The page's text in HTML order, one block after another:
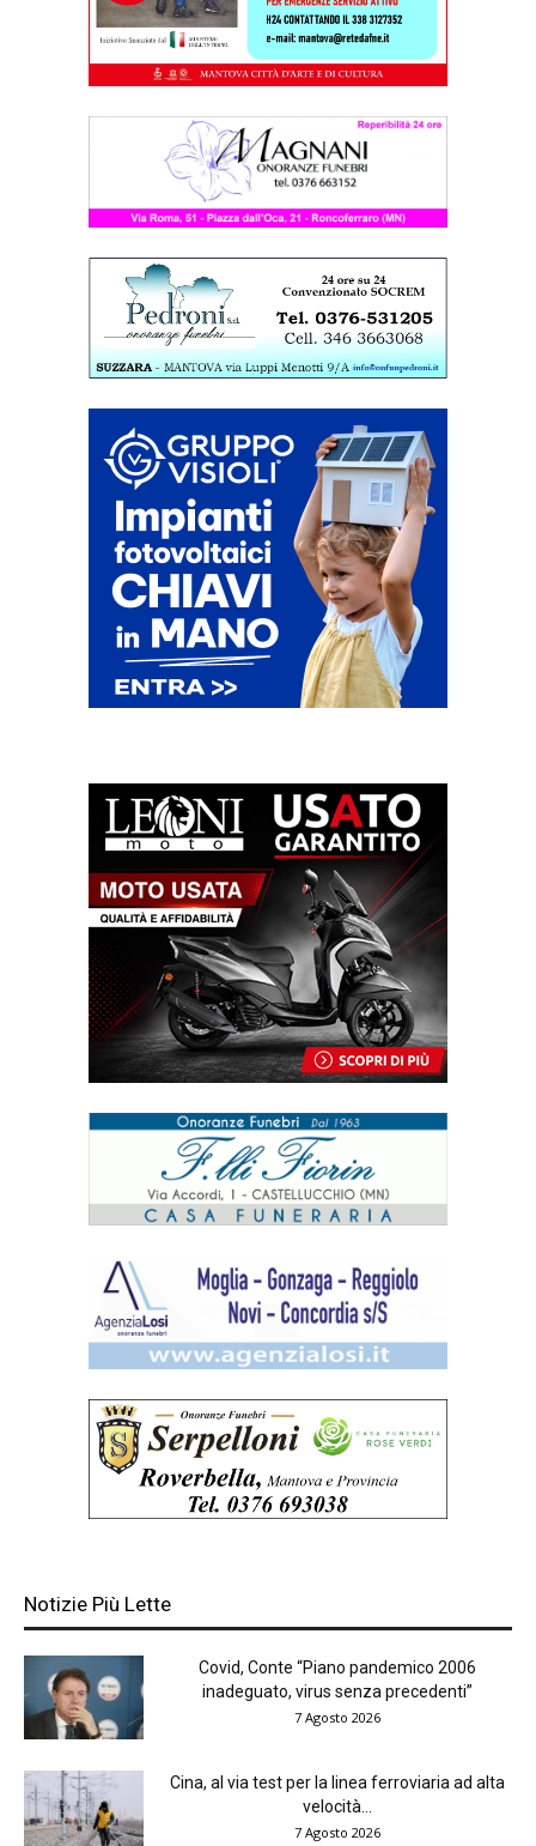
Notizie Più Lette
Covid, Conte “Piano pandemico 2006
inadeguato, virus senza precedenti”
7 Agosto 2026
Cina, al via test per la linea ferroviaria ad alta
velocità...
7 Agosto 2026